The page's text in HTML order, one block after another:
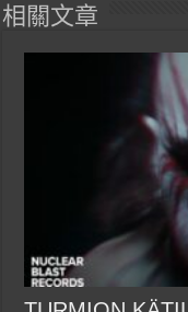
相關文章